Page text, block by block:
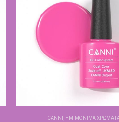
CANNI , ΗΜΙΜΌΝΙΜΑ